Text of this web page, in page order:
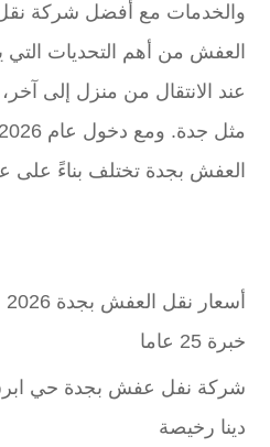
والخدمات مع أفضل شركة
العفش من أهم التحديات التي
عند الانتقال من منزل إلى
العفش بجدة تختلف بناءً على
خبرة 25 عاما
دينا رخيصة